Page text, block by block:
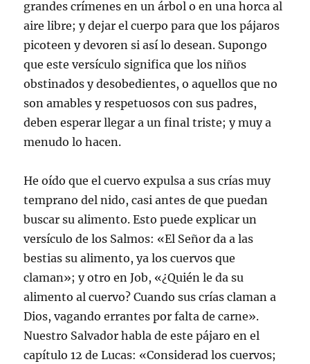
grandes crímenes en un árbol o en una horca al
aire libre; y dejar el cuerpo para que los pájaros
picoteen y devoren si así lo desean. Supongo
que este versículo significa que los niños
obstinados y desobedientes, o aquellos que no
son amables y respetuosos con sus padres,
deben esperar llegar a un final triste; y muy a
menudo lo hacen.
He oído que el cuervo expulsa a sus crías muy
temprano del nido, casi antes de que puedan
buscar su alimento. Esto puede explicar un
versículo de los Salmos: «El Señor da a las
bestias su alimento, ya los cuervos que
claman»; y otro en Job, «¿Quién le da su
alimento al cuervo? Cuando sus crías claman a
Dios, vagando errantes por falta de carne».
Nuestro Salvador habla de este pájaro en el
capítulo 12 de Lucas: «Considerad los cuervos;